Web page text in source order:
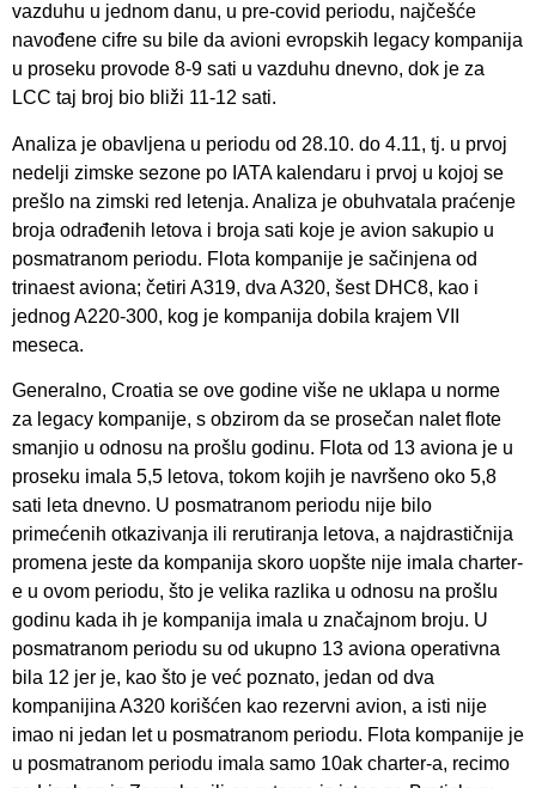
vazduhu u jednom danu, u pre-covid periodu, najčešće
navođene cifre su bile da avioni evropskih legacy kompanija
u proseku provode 8-9 sati u vazduhu dnevno, dok je za
LCC taj broj bio bliži 11-12 sati.
Analiza je obavljena u periodu od 28.10. do 4.11, tj. u prvoj
nedelji zimske sezone po IATA kalendaru i prvoj u kojoj se
prešlo na zimski red letenja. Analiza je obuhvatala praćenje
broja odrađenih letova i broja sati koje je avion sakupio u
posmatranom periodu. Flota kompanije je sačinjena od
trinaest aviona; četiri A319, dva A320, šest DHC8, kao i
jednog A220-300, kog je kompanija dobila krajem VII
meseca.
Generalno, Croatia se ove godine više ne uklapa u norme
za legacy kompanije, s obzirom da se prosečan nalet flote
smanjio u odnosu na prošlu godinu. Flota od 13 aviona je u
proseku imala 5,5 letova, tokom kojih je navršeno oko 5,8
sati leta dnevno. U posmatranom periodu nije bilo
primećenih otkazivanja ili rerutiranja letova, a najdrastičnija
promena jeste da kompanija skoro uopšte nije imala charter-
e u ovom periodu, što je velika razlika u odnosu na prošlu
godinu kada ih je kompanija imala u značajnom broju. U
posmatranom periodu su od ukupno 13 aviona operativna
bila 12 jer je, kao što je već poznato, jedan od dva
kompanijina A320 korišćen kao rezervni avion, a isti nije
imao ni jedan let u posmatranom periodu. Flota kompanije je
u posmatranom periodu imala samo 10ak charter-a, recimo